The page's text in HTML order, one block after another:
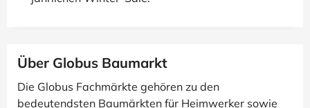
Über Globus Baumarkt
Die Globus Fachmärkte gehören zu den
bedeutendsten Baumärkten für Heimwerker sowie